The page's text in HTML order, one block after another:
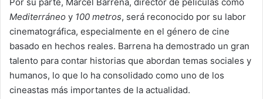
Mediterráneo y 100 metros, será reconocido por su labor
cinematográfica, especialmente en el género de cine
basado en hechos reales. Barrena ha demostrado un gran
talento para contar historias que abordan temas sociales y
humanos, lo que lo ha consolidado como uno de los
cineastas más importantes de la actualidad.